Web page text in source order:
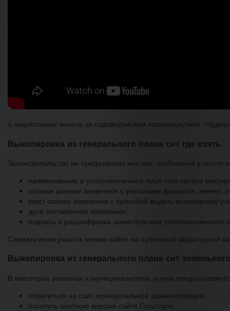
о закреплении земель за садоводчиским товариществом
Выкопировка из генерального плана снт где взять
Законодательство не предъявляет жестких требований к
наименование и уполномоченное лицо того органа
полные данные заявителя с указанием фамилии, имени,
текст самого заявления с просьбой выдать выкопировку
дата составления заявления;
подпись и расшифровка заявителя или уполномоченного
Схематически участок можно найти на публичной
Выкопировка из генерального плана снт
В некоторых регионах и муниципалитетах услуга
обратиться на сайт муниципальной администрации;
посетить местную версию сайта Госуслуги.